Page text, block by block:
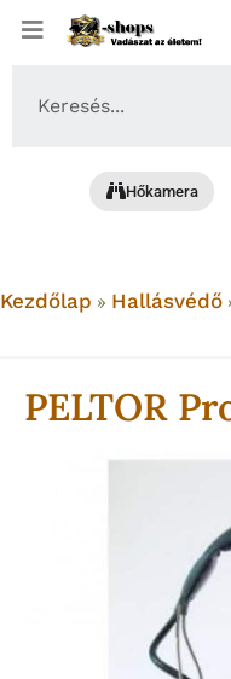
Skip
Hőkamera
Kezdőlap » Hallásvédő
PELTOR